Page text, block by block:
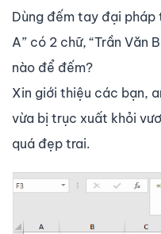
Dùng đếm tay đại pháp
A” có 2 chữ, “Trần Văn
nào để đếm?
Xin giới thiệu các bạn,
vừa bị trục xuất khỏi
quá đẹp trai.